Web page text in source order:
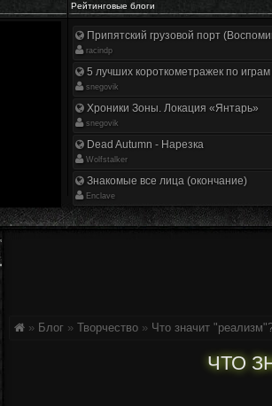
Рейтинговые блоги
Припятский грузовой порт
racindp
5 лучших короткометражек по играм
snegovik
Хроники Зоны. Локация «Янтарь»
snegovik
Dead Autumn - Нарезка
Wolfstalker
Знакомые все лица (окончание)
Enclave
» Блог » Творчество » Что значит
ЧТО